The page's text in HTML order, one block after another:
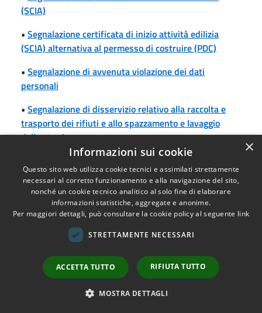
(SCIA)
• Segnalazione certificata di inizio attività edilizia
(SCIA) alternativa al permesso di costruire (PDC)
• Segnalazione di avvenuta violazione dei dati
personali
• Segnalazione di disservizio relativo alla raccolta e
trasporto dei rifiuti e allo spazzamento e lavaggio
delle strade
Segnalazione di presunta violazione delle norme
ambientali
Segnalazione di presunto abuso edilizio
Segnalazione di ritrovamento di una carcassa
Segnalazione di un presunto maltrattamento di
animali
Segnalazione, reclamo, suggerimento o
×
Informazioni sui cookie
Questo sito web utilizza cookie tecnici e assimilati strettamente
necessari al corretto funzionamento e alla navigazione del sito,
nonché un cookie tecnico analitico al solo fine di elaborare
informazioni statistiche, aggregate e anonime.
Per maggiori dettagli, può consultare la cookie policy al seguente link
STRETTAMENTE NECESSARI
ACCETTA TUTTO RIFIUTA TUTTO
MOSTRA DETTAGLI